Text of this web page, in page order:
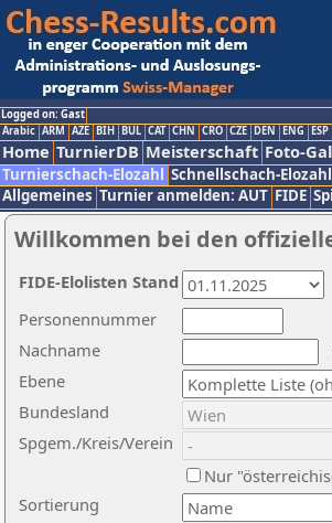
Logged on: Gast
Arabic ARM AZE BIH BUL CAT CHN CRO CZE DEN ENG ESP
Home TurnierDB Meisterschaft Foto-
Turnierschach-Elozahl Schnellschach-Elozahl
Allgemeines Turnier anmelden: AUT FIDE
Willkommen bei den
Nachname
Ebene
Sortierung
Personennummer
Bundesland
Spgem./Kreis/Verein
Nur
FIDE-Elolisten Stand